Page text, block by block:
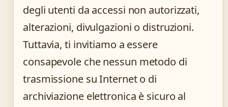
degli utenti da accessi non autorizzati,
alterazioni, divulgazioni o distruzioni.
Tuttavia, ti invitiamo a essere
consapevole che nessun metodo di
trasmissione su Internet o di
archiviazione elettronica è sicuro al